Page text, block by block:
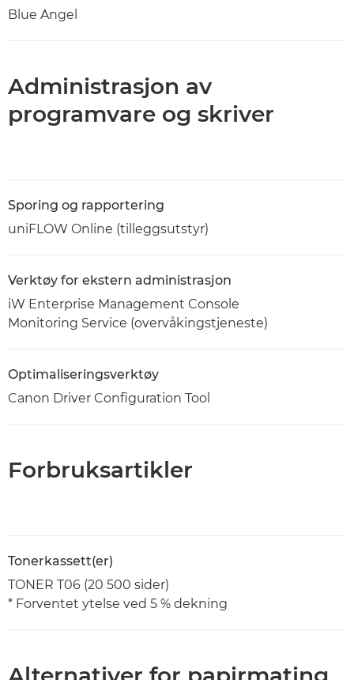
Blue Angel
Administrasjon av
programvare og skriver
Sporing og rapportering
uniFLOW Online (tilleggsutstyr)
Verktøy for ekstern administrasjon
iW Enterprise Management Console
Monitoring Service (overvåkingstjeneste)
Optimaliseringsverktøy
Canon Driver Configuration Tool
Forbruksartikler
Tonerkassett(er)
TONER T06 (20 500 sider)
* Forventet ytelse ved 5 % dekning